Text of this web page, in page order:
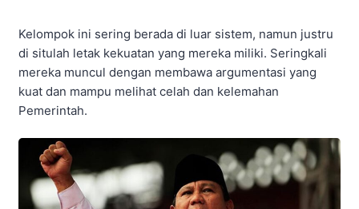
Kelompok ini sering berada di luar sistem, namun justru
di situlah letak kekuatan yang mereka miliki. Seringkali
mereka muncul dengan membawa argumentasi yang
kuat dan mampu melihat celah dan kelemahan
Pemerintah.